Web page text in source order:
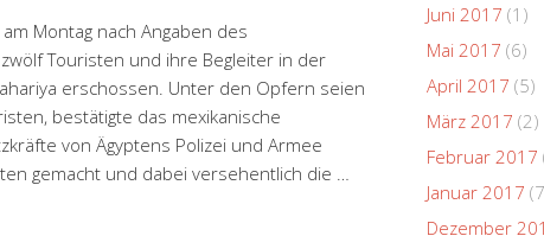
Montag nach Angaben des
Touristen und ihre Begleiter in der
erschossen. Unter den Opfern seien
bestätigte das mexikanische
von Ägyptens Polizei und Armee
gemacht und dabei versehentlich die …
Juni 2017 (1)
Mai 2017 (6)
April 2017 (5)
März 2017 (2)
Februar 2017
Januar 2017
Dezember